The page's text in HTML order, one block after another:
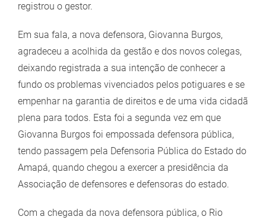
registrou o gestor.
Em sua fala, a nova defensora, Giovanna Burgos,
agradeceu a acolhida da gestão e dos novos colegas,
deixando registrada a sua intenção de conhecer a
fundo os problemas vivenciados pelos potiguares e se
empenhar na garantia de direitos e de uma vida cidadã
plena para todos. Esta foi a segunda vez em que
Giovanna Burgos foi empossada defensora pública,
tendo passagem pela Defensoria Pública do Estado do
Amapá, quando chegou a exercer a presidência da
Associação de defensores e defensoras do estado.
Com a chegada da nova defensora pública, o Rio